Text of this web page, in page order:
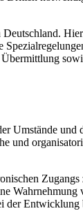
Umstände und
und
Zugangs
Wahrnehmung
der